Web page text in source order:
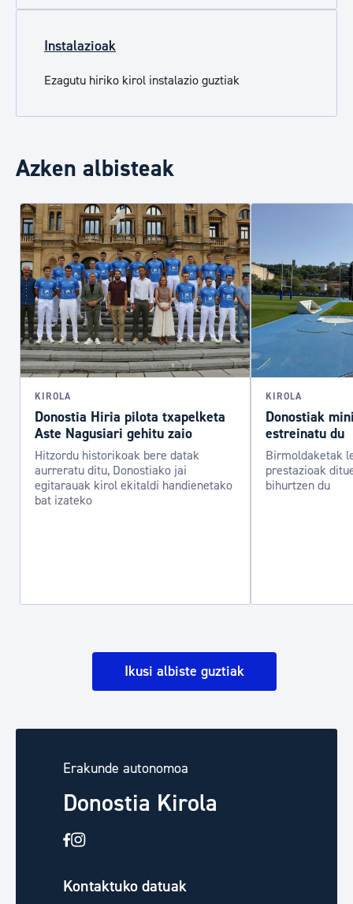
Instalazioak
Ezagutu hiriko kirol instalazio guztiak
Azken albisteak
KIROLA
Donostia Hiria pilota txapelketa
Aste Nagusiari gehitu zaio
Hitzordu historikoak bere datak
aurreratu ditu, Donostiako jai
egitarauak kirol ekitaldi handienetako
bat izateko
KIROLA
Donostiak
estreinatu du
Birmoldaketak
prestazioak
bihurtzen du
Ikusi albiste guztiak
Erakunde autonomoa
Donostia Kirola
Kontaktuko datuak